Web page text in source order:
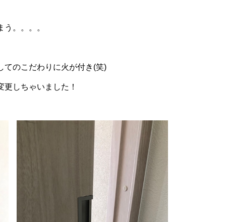
。。。。
てのこだわりに火が付き(笑)
しちゃいました！